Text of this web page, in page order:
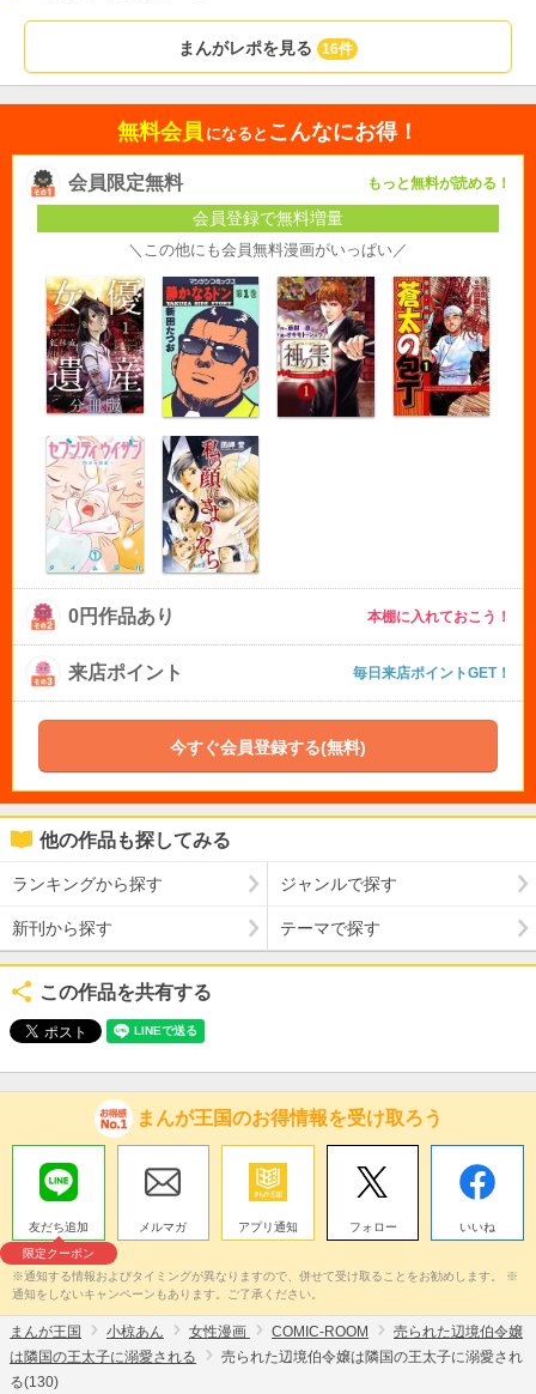
まんがレポを見る 16件
無料会員 になると こんなにお得！
会員限定無料 もっと無料が読める！
会員登録で無料増量
＼この他にも会員無料漫画がいっぱい／
0円作品あり 本棚に入れておこう！
来店ポイント 毎日来店ポイントGET！
今すぐ会員登録する(無料)
他の作品も探してみる
ランキングから探す ジャンルで探す
新刊から探す テーマで探す
この作品を共有する
まんが王国のお得情報を受け取ろう
友だち追加
限定クーポン
メルマガ アプリ通知 フォロー いいね
※通知する情報およびタイミングが異なりますので、併せて受け取ることをお勧めします。 ※
通知をしないキャンペーンもあります。ご了承ください。
まんが王国 小椋あん 女性漫画 COMIC-ROOM
売られた辺境伯令嬢
は隣国の王太子に溺愛される
売られた辺境伯令嬢は隣国の王太子に溺愛され
る(130)